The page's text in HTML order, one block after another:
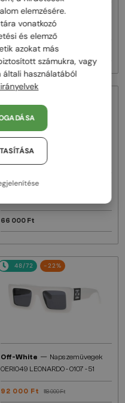
Off-White—Napszemüvegek
OERI017 NASSAU - 8507 - 51
76 000 Ft
Off-White—
66 000 Ft
48/72 -22%
Off-White — Napszemüvegek
OERI049 LEONARDO - 0107 - 51
92 000 Ft 118 000 Ft
elemzésére.
vonatkozó
és elemző
azokat más
számukra, vagy
általi használatából